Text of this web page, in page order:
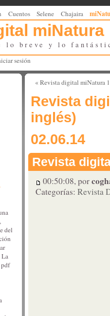
Cuentos Selene Chajaira
miNatura
lo breve y lo
sesión
« Revista digital miNatura
Revista
inglés)
02.06.14
Revista
00:50:08, por
Categorías: Revista
del
La
pdf